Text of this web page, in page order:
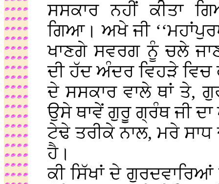
ਸਸਕਾਰ ਨਹੀਂ ਕੀਤਾ
ਗਿਆ। ਅਖੇ ਜੀ
ਖਾਣਗੇ ਸਵਰਗ ਨੂੰ ਚਲੇ
ਦੀ ਹੱਦ ਅੰਦਰ ਵਿਹੜੇ
ਦੇ ਸਸਕਾਰ ਵਾਲੇ ਥਾਂ ਤੇ,
ਉਸੇ ਥਾਵੇਂ ਗੁਰੂ ਗ੍ਰੰਥ ਜੀ ਦਾ
ਟੇਢੇ ਤਰੀਕੇ ਨਾਲ, ਮਰੇ ਸਾਧ
ਹੈ।
ਕੀ ਸਿੱਖਾਂ ਦੇ